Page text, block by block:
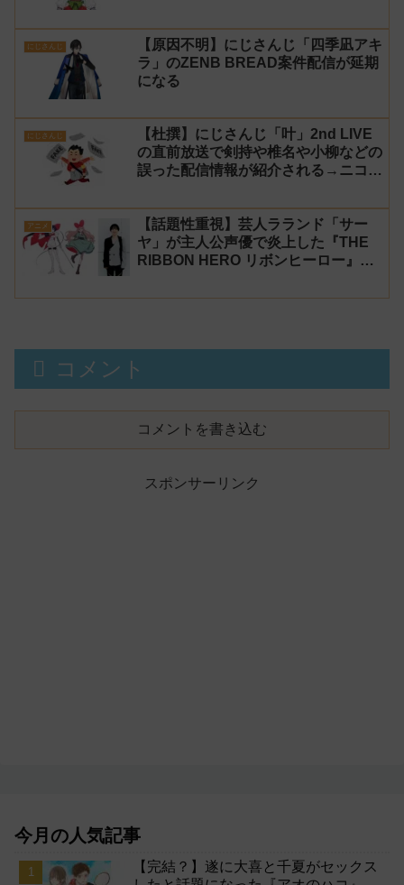
イバーの転生が可能に
にじさんじ
【原因不明】にじさんじ「四季凪アキ
ラ」のZENB BREAD案件配信が延期
になる
にじさんじ
【杜撰】にじさんじ「叶」2nd LIVE
の直前放送で剣持や椎名や小柳などの
誤った配信情報が紹介される→ニコニ
【生成AI?】
アニメ
【話題性重視】芸人ラランド「サー
ヤ」が主人公声優で炎上した『THE
RIBBON HERO リボンヒーロー』に
ンルン」「でびでび・でびる」が出
コメント
コメントを書き込む
スポンサーリンク
今月の人気記事
【完結？】遂に大喜と千夏がセックス